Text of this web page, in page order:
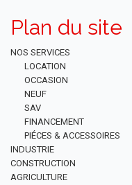
Plan du site
NOS SERVICES
LOCATION
OCCASION
NEUF
SAV
FINANCEMENT
PIÉCES & ACCESSOIRES
INDUSTRIE
CONSTRUCTION
AGRICULTURE